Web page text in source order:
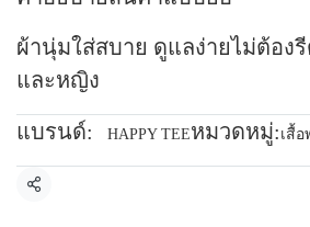
ผ้านุ่มใส่สบาย ดูแลง่ายไม่ต้อง
และหญิง
แบรนด์: HAPPY TEEหมวดหมู่: เสื้
แชร์